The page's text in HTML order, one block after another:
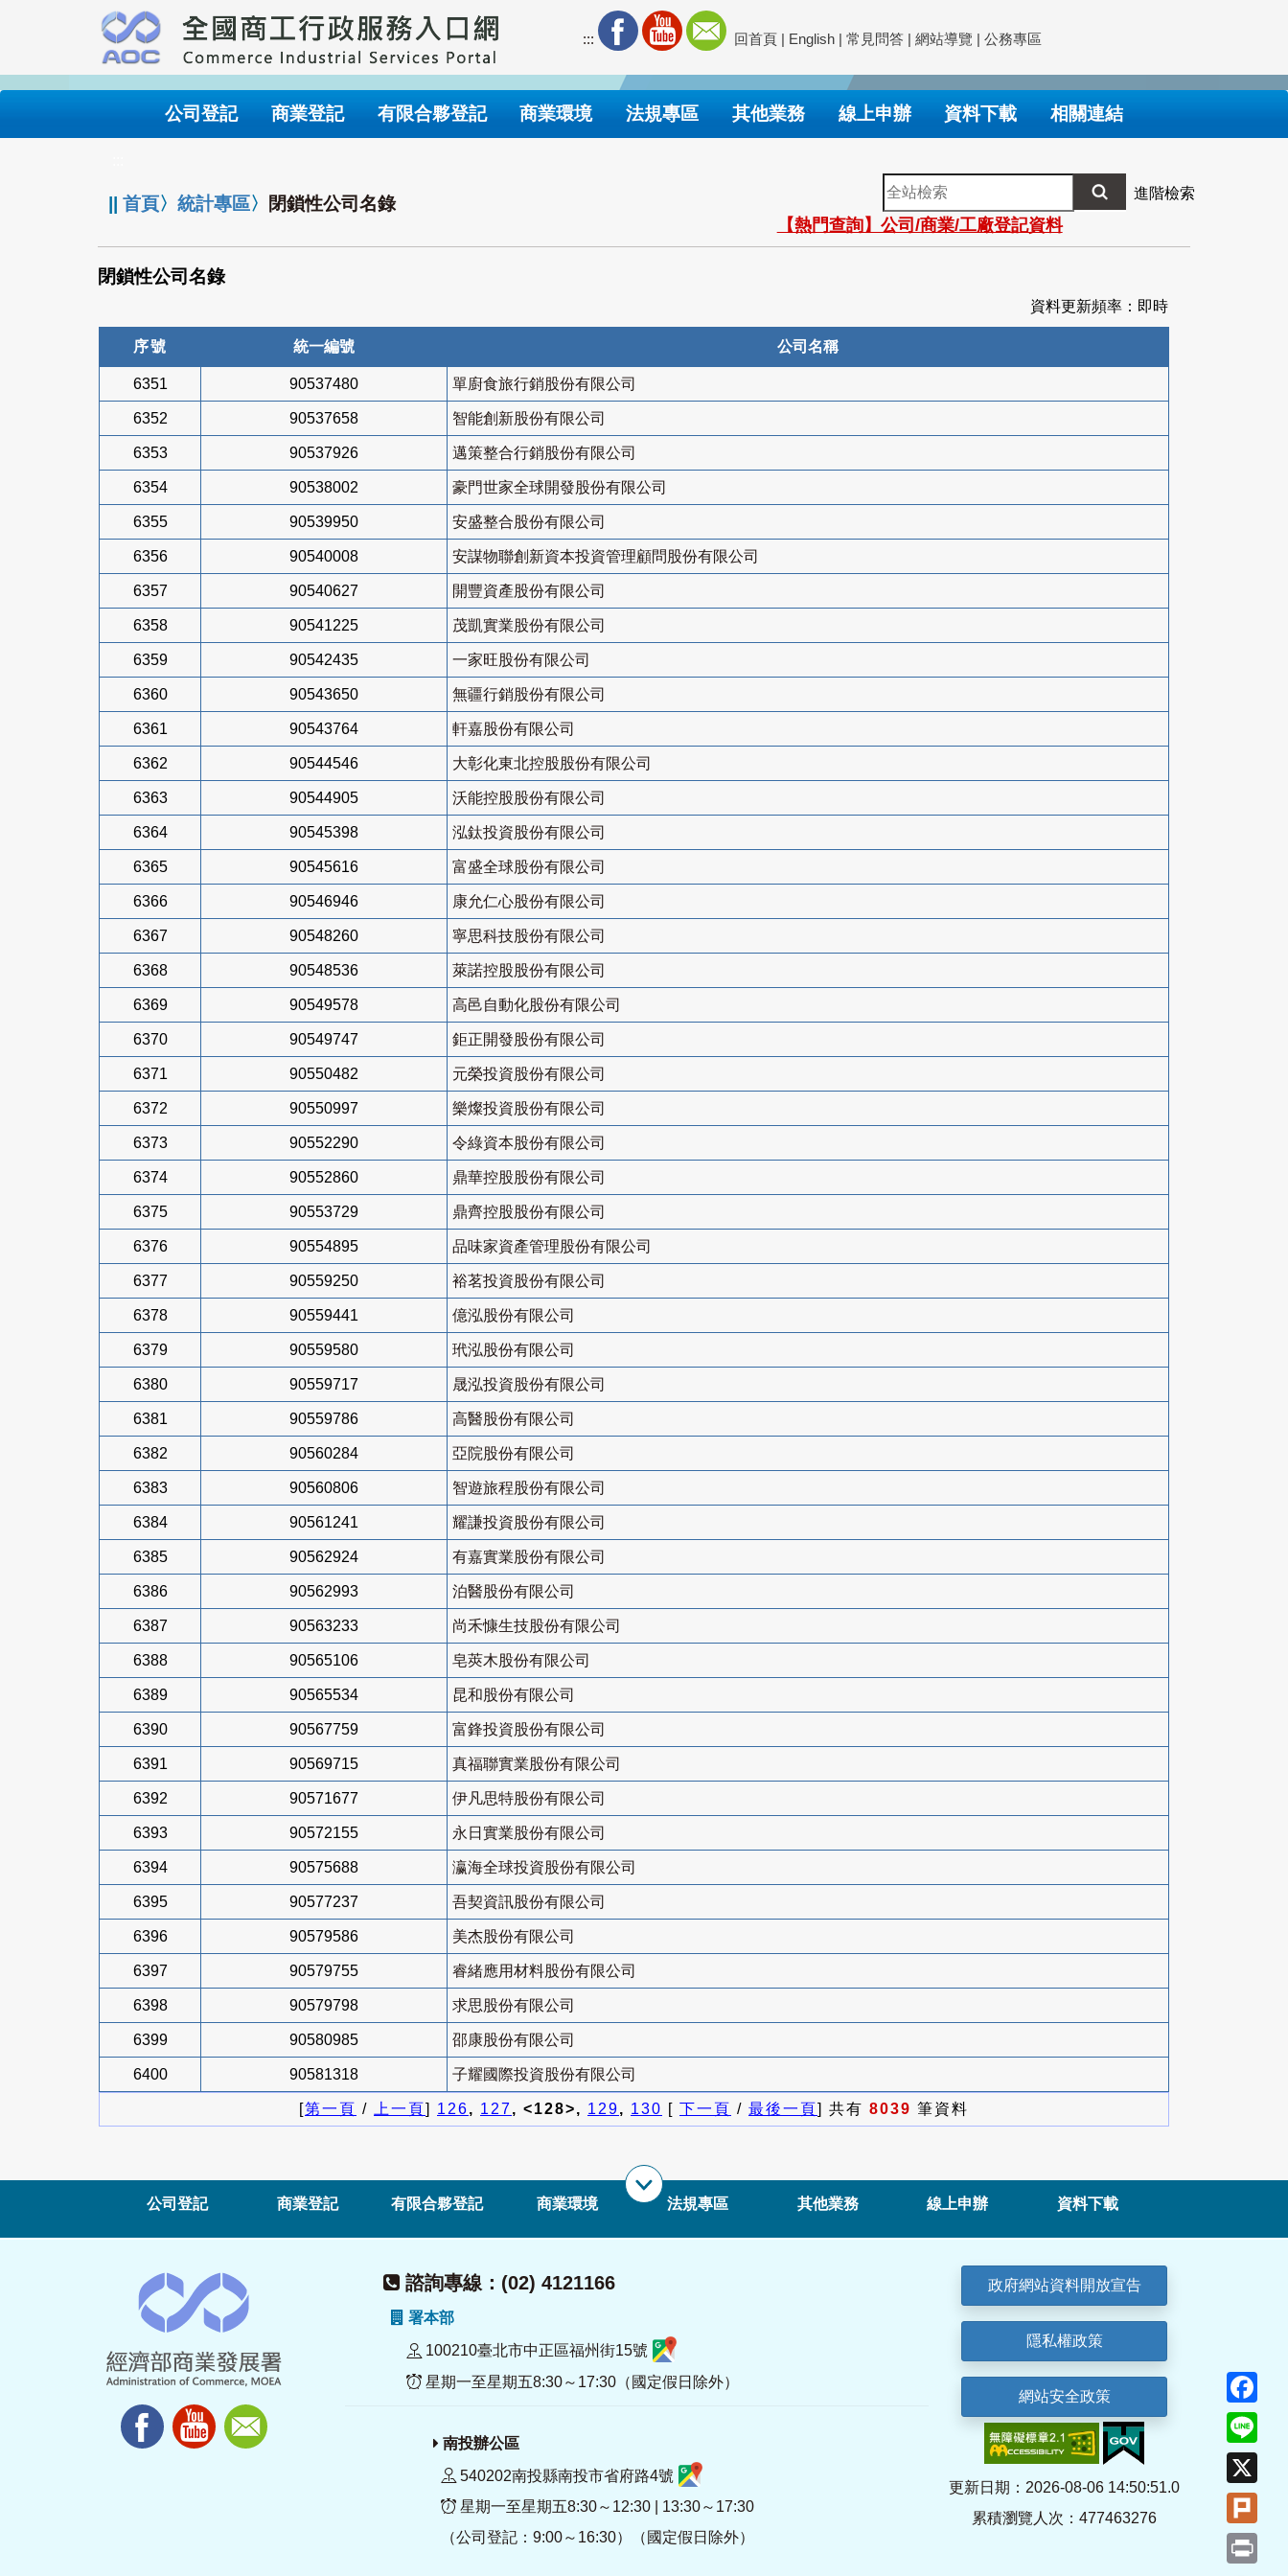
要
內
::: 回首頁 | English | 常見問答 | 網站導覽 | 公務專區
公司登記 商業登記 有限合夥登記 商業環境 法規專區 其他業務 線上申辦 資料下載 相關連結
||首頁〉統計專區〉 閉鎖性公司名錄
全
站
檢
索
進階檢索
【熱門查詢】公司/商業/工廠登記資料
閉鎖性公司名錄
資料更新頻率：即時
序號 統一編號 公司名稱
6351 90537480 單廚食旅行銷股份有限公司
6352 90537658 智能創新股份有限公司
6353 90537926 邁策整合行銷股份有限公司
6354 90538002 豪門世家全球開發股份有限公司
6355 90539950 安盛整合股份有限公司
6356 90540008 安謀物聯創新資本投資管理顧問股份有限公司
6357 90540627 開豐資產股份有限公司
6358 90541225 茂凱實業股份有限公司
6359 90542435 一家旺股份有限公司
6360 90543650 無疆行銷股份有限公司
6361 90543764 軒嘉股份有限公司
6362 90544546 大彰化東北控股股份有限公司
6363 90544905 沃能控股股份有限公司
6364 90545398 泓鈦投資股份有限公司
6365 90545616 富盛全球股份有限公司
6366 90546946 康允仁心股份有限公司
6367 90548260 寧思科技股份有限公司
6368 90548536 萊諾控股股份有限公司
6369 90549578 高邑自動化股份有限公司
6370 90549747 鉅正開發股份有限公司
6371 90550482 元榮投資股份有限公司
6372 90550997 樂燦投資股份有限公司
6373 90552290 令綠資本股份有限公司
6374 90552860 鼎華控股股份有限公司
6375 90553729 鼎齊控股股份有限公司
6376 90554895 品味家資產管理股份有限公司
6377 90559250 裕茗投資股份有限公司
6378 90559441 億泓股份有限公司
6379 90559580 玳泓股份有限公司
6380 90559717 晟泓投資股份有限公司
6381 90559786 高醫股份有限公司
6382 90560284 亞院股份有限公司
6383 90560806 智遊旅程股份有限公司
6384 90561241 耀謙投資股份有限公司
6385 90562924 有嘉實業股份有限公司
6386 90562993 泊醫股份有限公司
6387 90563233 尚禾慷生技股份有限公司
6388 90565106 皂莢木股份有限公司
6389 90565534 昆和股份有限公司
6390 90567759 富鋒投資股份有限公司
6391 90569715 真福聯實業股份有限公司
6392 90571677 伊凡思特股份有限公司
6393 90572155 永日實業股份有限公司
6394 90575688 瀛海全球投資股份有限公司
6395 90577237 吾契資訊股份有限公司
6396 90579586 美杰股份有限公司
6397 90579755 睿緒應用材料股份有限公司
6398 90579798 求思股份有限公司
6399 90580985 邵康股份有限公司
6400 90581318 子耀國際投資股份有限公司
[第一頁 / 上一頁] 126, 127, <128>, 129, 130 [ 下一頁 / 最後一頁] 共有 8039 筆資料
公司登記 商業登記 有限合夥登記 商業環境 法規專區 其他業務 線上申辦 資料下載
諮詢專線：(02) 4121166
署本部
100210臺北市中正區福州街15號
星期一至星期五8:30～17:30（國定假日除外）
南投辦公區
540202南投縣南投市省府路4號
星期一至星期五8:30～12:30 | 13:30～17:30
（公司登記：9:00～16:30）（國定假日除外）
政府網站資料開放宣告
隱私權政策
網站安全政策
更新日期：2026-08-06 14:50:51.0
累積瀏覽人次：477463276